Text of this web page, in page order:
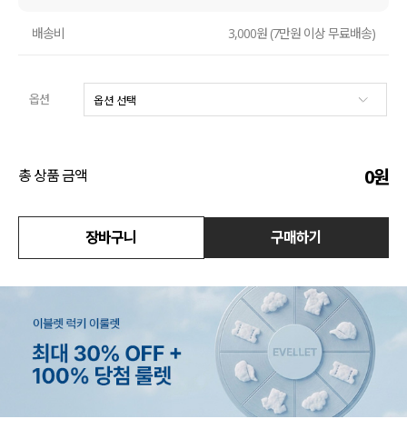
코디템
배송비 3,000원 (7만원 이상 무료배송)
옵션
총 상품 금액 0원
장바구니 구매하기